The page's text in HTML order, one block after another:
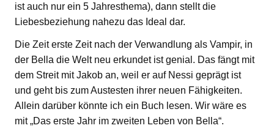
ist auch nur ein 5 Jahresthema), dann stellt die
Liebesbeziehung nahezu das Ideal dar.
Die Zeit erste Zeit nach der Verwandlung als Vampir, in
der Bella die Welt neu erkundet ist genial. Das fängt mit
dem Streit mit Jakob an, weil er auf Nessi geprägt ist
und geht bis zum Austesten ihrer neuen Fähigkeiten.
Allein darüber könnte ich ein Buch lesen. Wir wäre es
mit „Das erste Jahr im zweiten Leben von Bella“.